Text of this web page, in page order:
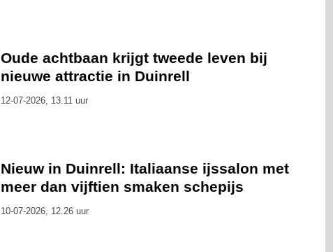
Oude achtbaan krijgt tweede leven bij
nieuwe attractie in Duinrell
12-07-2026, 13.11 uur
Nieuw in Duinrell: Italiaanse ijssalon met
meer dan vijftien smaken schepijs
10-07-2026, 12.26 uur